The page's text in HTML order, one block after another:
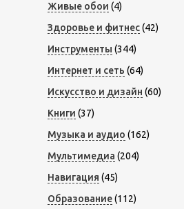
Живые обои (4)
Здоровье и фитнес(42)
Инструменты (344)
Интернет и сеть (64)
Искусство и дизайн (60)
Книги (37)
Музыка и аудио (162)
Мультимедиа (204)
Навигация (45)
Образование(112)